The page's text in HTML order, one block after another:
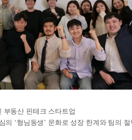
부동산 핀테크 스타트업
의 ‘형님동생’ 문화로 성장 한계와 팀의 절